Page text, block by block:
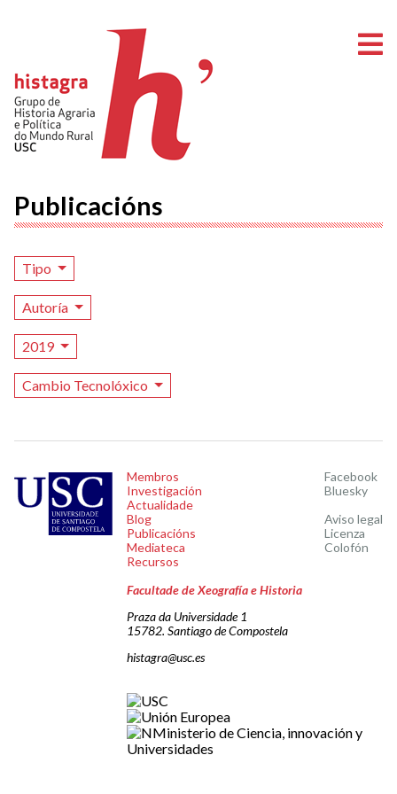
Publicacións
Tipo
Autoría
2019
Cambio Tecnolóxico
Membros
Investigación
Actualidade
Blog
Publicacións
Mediateca
Recursos
Facebook
Bluesky
Aviso legal
Licenza
Colofón
Facultade de Xeografía e Historia
Praza da Universidade 1
15782. Santiago de Compostela
histagra@usc.es